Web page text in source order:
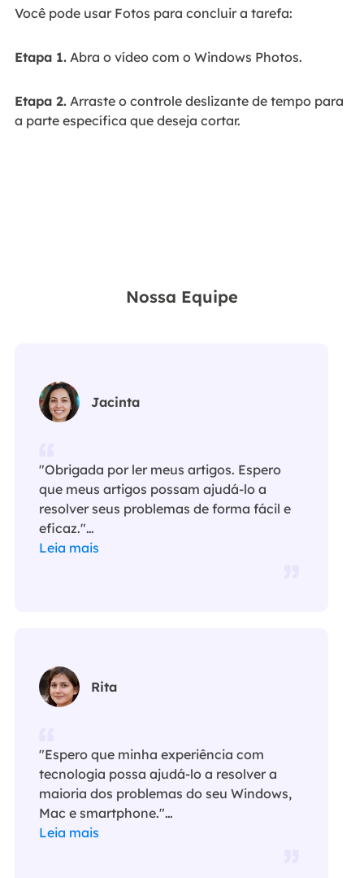
Você pode usar Fotos para concluir a tarefa:
Etapa 1.Abra o vídeo com o Windows Photos.
Etapa 2.Arraste o controle deslizante de tempo para
a parte específica que deseja cortar.
Nossa Equipe
Jacinta
"Obrigada por ler meus artigos. Espero
que meus artigos possam ajudá-lo a
resolver seus problemas de forma fácil e
eficaz."…
Leia mais
Rita
"Espero que minha experiência com
tecnologia possa ajudá-lo a resolver a
maioria dos problemas do seu Windows,
Mac e smartphone."…
Leia mais